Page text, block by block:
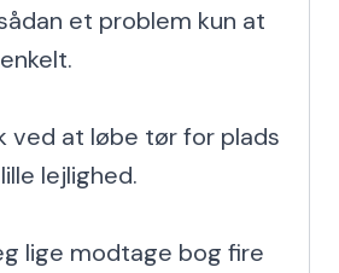
et problem kun at
ved at løbe tør for plads
lejlighed.
lige modtage bog fire